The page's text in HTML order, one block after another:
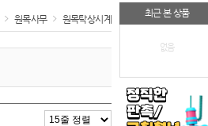
최근 본 상품
없음
원목사무 원목탁상시계